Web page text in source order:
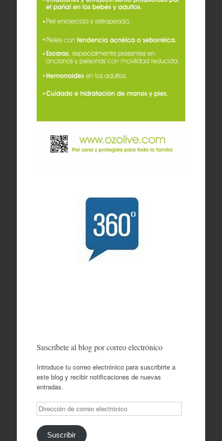
Suscríbete al blog por correo electrónico
Introduce tu correo electrónico para suscribirte a
este blog y recibir notificaciones de nuevas
entradas.
Dirección
de
correo
electrónico
Suscribir